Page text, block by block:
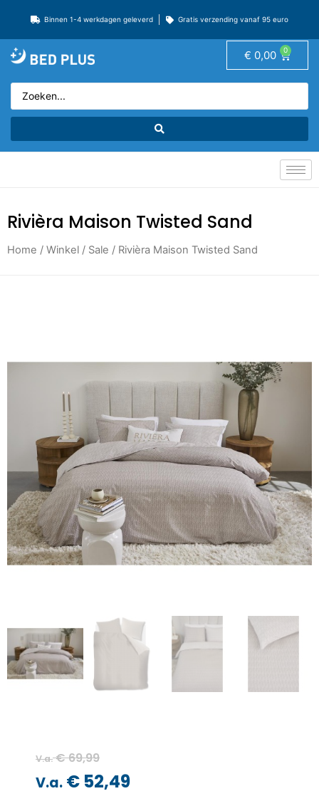
Binnen 1-4 werkdagen geleverd Gratis verzending vanaf 95 euro
€ 0,00 0
Rivièra Maison Twisted Sand
Home / Winkel / Sale / Rivièra Maison Twisted Sand
V.a. €69,99
V.a. € 52,49